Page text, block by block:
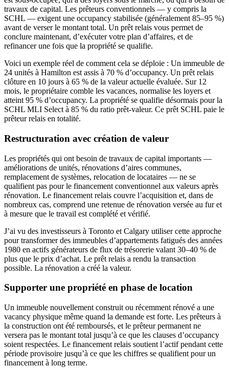
travaux de capital. Les prêteurs conventionnels — y compris la
SCHL — exigent une occupancy stabilisée (généralement 85–95 %)
avant de verser le montant total. Un prêt relais vous permet de
conclure maintenant, d’exécuter votre plan d’affaires, et de
refinancer une fois que la propriété se qualifie.
Voici un exemple réel de comment cela se déploie : Un immeuble de
24 unités à Hamilton est assis à 70 % d’occupancy. Un prêt relais
clôture en 10 jours à 65 % de la valeur actuelle évaluée. Sur 12
mois, le propriétaire comble les vacances, normalise les loyers et
atteint 95 % d’occupancy. La propriété se qualifie désormais pour la
SCHL MLI Select à 85 % du ratio prêt-valeur. Ce prêt SCHL paie le
prêteur relais en totalité.
Restructuration avec création de valeur
Les propriétés qui ont besoin de travaux de capital importants —
améliorations de unités, rénovations d’aires communes,
remplacement de systèmes, relocation de locataires — ne se
qualifient pas pour le financement conventionnel aux valeurs après
rénovation. Le financement relais couvre l’acquisition et, dans de
nombreux cas, comprend une retenue de rénovation versée au fur et
à mesure que le travail est complété et vérifié.
J’ai vu des investisseurs à Toronto et Calgary utiliser cette approche
pour transformer des immeubles d’appartements fatigués des années
1980 en actifs générateurs de flux de trésorerie valant 30–40 % de
plus que le prix d’achat. Le prêt relais a rendu la transaction
possible. La rénovation a créé la valeur.
Supporter une propriété en phase de location
Un immeuble nouvellement construit ou récemment rénové a une
vacancy physique même quand la demande est forte. Les prêteurs à
la construction ont été remboursés, et le prêteur permanent ne
versera pas le montant total jusqu’à ce que les clauses d’occupancy
soient respectées. Le financement relais soutient l’actif pendant cette
période provisoire jusqu’à ce que les chiffres se qualifient pour un
financement à long terme.